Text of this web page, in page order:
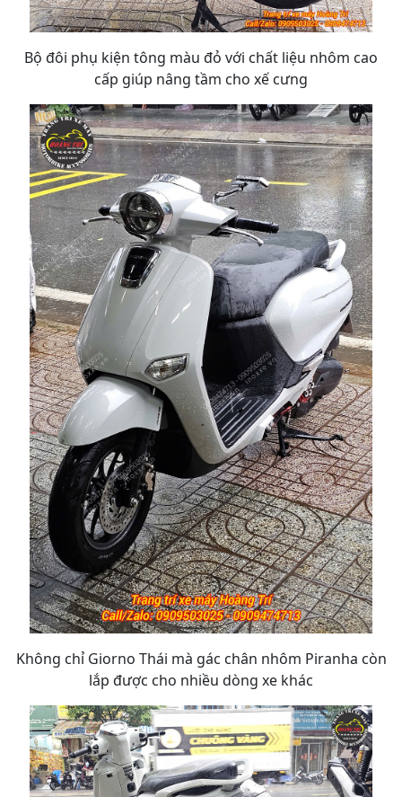
Bộ đôi phụ kiện tông màu đỏ với chất liệu nhôm cao
cấp giúp nâng tầm cho xế cưng
Không chỉ Giorno Thái mà gác chân nhôm Piranha còn
lắp được cho nhiều dòng xe khác